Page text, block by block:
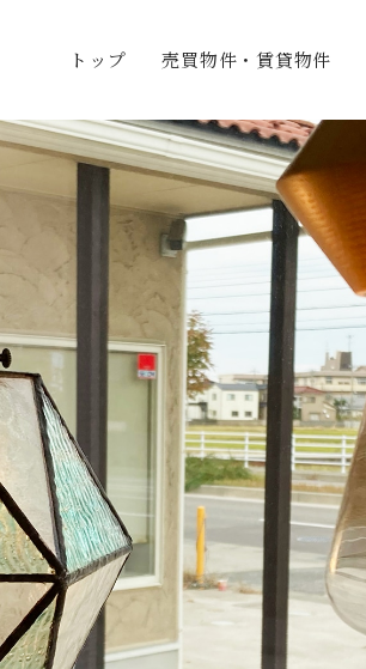
トップ 売買物件・賃貸物件